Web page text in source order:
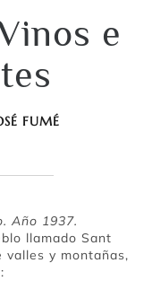
e
FUMÉ
Año 1937.
llamado Sant
valles y montañas,